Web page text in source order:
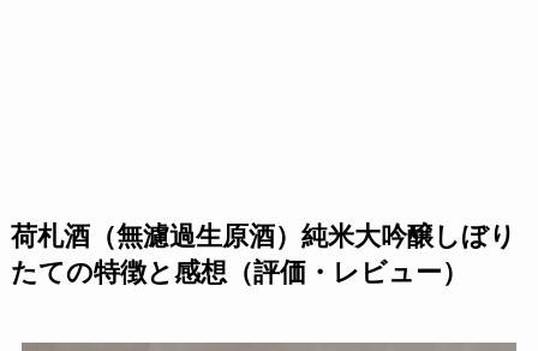
荷札酒（無濾過生原酒）純米大吟醸しぼり
たての特徴と感想（評価・レビュー）